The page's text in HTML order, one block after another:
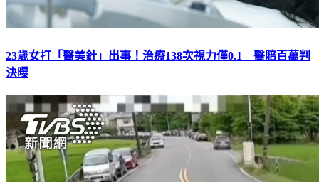
23歲女打「醫美針」出事！治療138次視力僅0.1 醫賠百萬判
決曝